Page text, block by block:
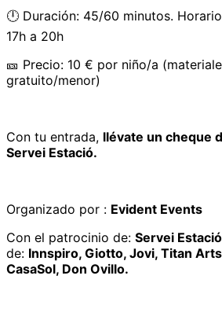
🕛 Duración: 45/60 minutos.
17h a 20h
🎫 Precio: 10 € por niño/a
gratuito/menor)
Con tu entrada, llévate un cheque
Servei Estació.
Organizado por : Evident Events
Con el patrocinio de: Servei Estació
de: Innspiro, Giotto, Jovi, Titan
CasaSol, Don Ovillo.